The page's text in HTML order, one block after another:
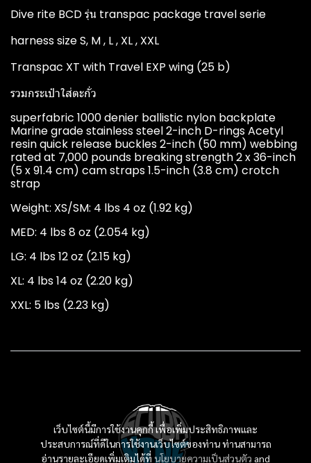
Dive rite BCD รุ่น transpac package travel serie
harness size S, M , L , XL , XXL
Transpac XT with Travel EXP wing (25 b)
รวมกระเป๋าใส่ตะกั่ว
superfabric 1000 denier ballistic nylon backplate
Marine grade stainless steel 2-inch D-rings Acetyl
resin quick release buckles 2-inch (50 mm) webbing
rated at 7,000 pounds breaking strength 2 x 36-inch
(5 x 91.4 cm) cam straps 1.5-inch (3.8 cm) crotch
strap
Weight: XS/SM: 4 lbs 4 oz (1.92 kg)
MED: 4 lbs 8 oz (2.054 kg)
LG: 4 lbs 12 oz (2.15 kg)
XL: 4 lbs 14 oz (2.20 kg)
XXL: 5 lbs (2.23 kg)
เว็บไซต์นี้มีการใช้งานคุกกี้ เพื่อเพิ่มประสิทธิภาพและ
ประสบการณ์ที่ดีในการใช้งานเว็บไซต์ของท่าน ท่านสามารถ
อ่านรายละเอียดเพิ่มเติมได้ที่ นโยบายความเป็นส่วนตัว and